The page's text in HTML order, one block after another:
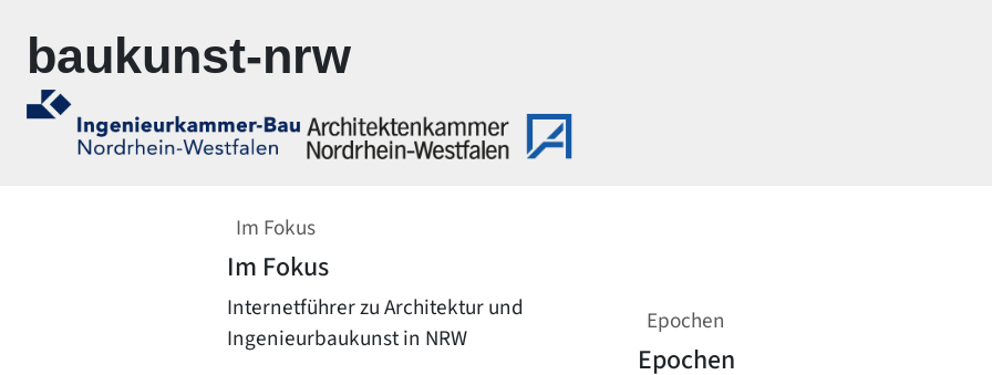
baukunst-nrw
Im Fokus
Im Fokus
Internetführer zu Architektur und
Ingenieurbaukunst in NRW
Epochen
Epochen